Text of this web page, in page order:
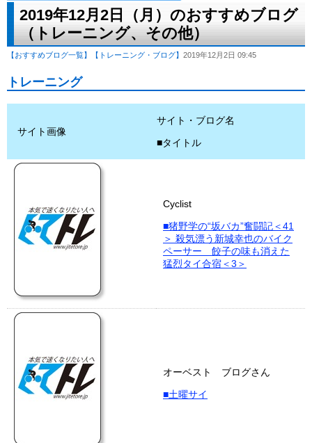
2019年12月2日（月）のおすすめブログ
（トレーニング、その他）
【おすすめブログ一覧】 【トレーニング・ブログ】 2019年12月2日 09:45
トレーニング
サイト画像
サイト・ブログ名
■タイトル
Cyclist
■猪野学の“坂バカ”奮闘記＜41
＞ 殺気漂う新城幸也のバイク
ペーサー 餃子の味も消えた
猛烈タイ合宿＜3＞
オーベスト ブログさん
■土曜サイ